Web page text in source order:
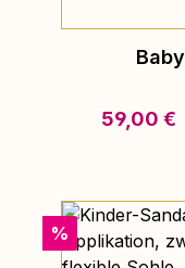
59,00 €
Rabatt
%